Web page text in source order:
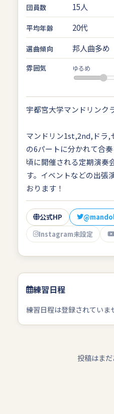
団員数 15人
平均年齢 20代
選曲傾向 邦人曲多め
雰囲気 ゆるめ
宇都宮大学マンドリンク
マンドリン1st,2nd,ドラ,
の6パートに分かれて合
頃に開催される定期演奏
す。イベントなどの出張
おります！
公式HP
Instagram未設定
練習日程
練習日程は登録されていま
投稿はま